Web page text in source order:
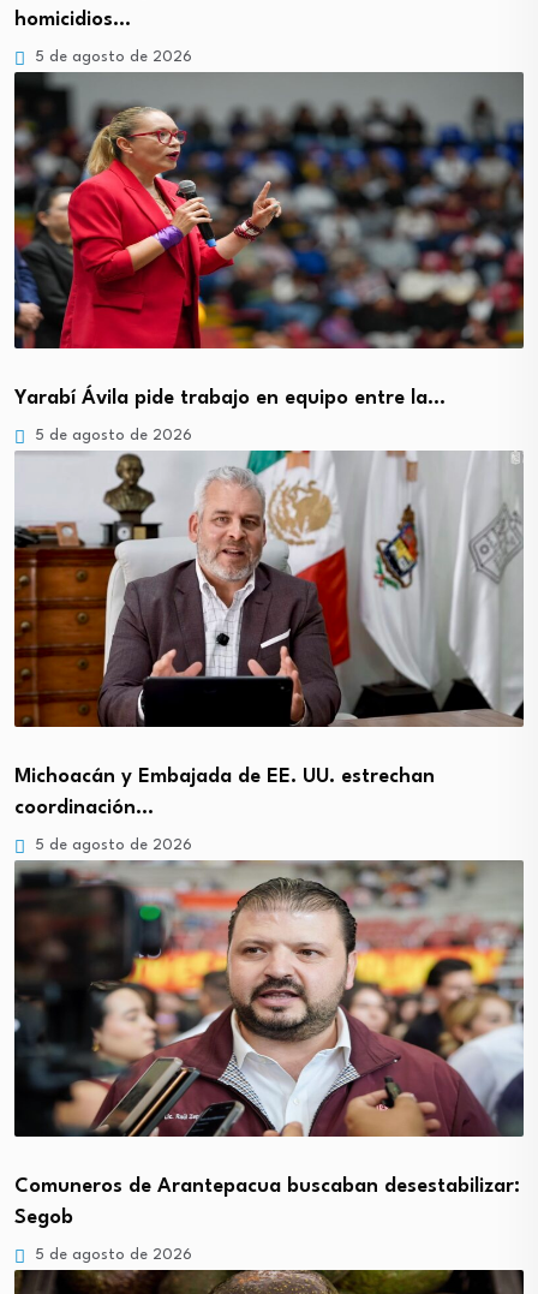
homicidios…
5 de agosto de 2026
Yarabí Ávila pide trabajo en equipo entre la…
5 de agosto de 2026
Michoacán y Embajada de EE. UU. estrechan
coordinación…
5 de agosto de 2026
Comuneros de Arantepacua buscaban desestabilizar:
Segob
5 de agosto de 2026